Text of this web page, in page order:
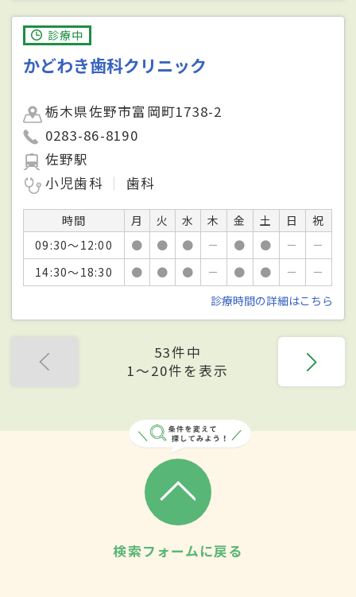
診療中
かどわき歯科クリニック
栃木県佐野市富岡町1738-2
0283-86-8190
佐野駅
小児歯科
歯科
時間 月 火 水 木 金 土 日
祝
09:30～12:00
● ● ● － ● ● －
－
14:30～18:30
● ● ● － ● ● －
－
診療時間の詳細はこちら
53件中
1〜20件を表示
検索フォームに戻る